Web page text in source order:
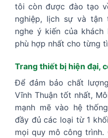
tôi còn được đào tạo
nghiệp, lịch sự và tận
nghe ý kiến của
phù hợp nhất cho từng
Trang thiết bị hiện đại,
Để đảm bảo chất
Vĩnh Thuận tốt nhất,
mạnh mẽ vào hệ
đầy đủ các loại từ 1
mọi quy mô công